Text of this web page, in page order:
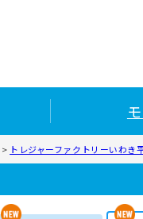
> トレジャーファクトリーいわき